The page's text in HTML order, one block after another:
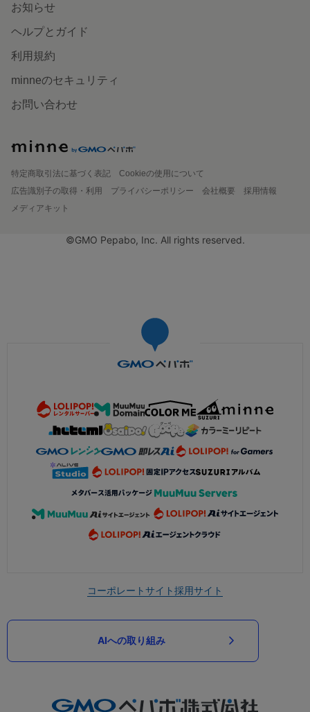
お知らせ
ヘルプとガイド
利用規約
minneのセキュリティ
お問い合わせ
特定商取引法に基づく表記
Cookieの使用について
広告識別子の取得・利用
プライバシーポリシー 会社概要
採用情報
メディアキット
©GMO Pepabo, Inc. All rights reserved.
コーポレートサイト採用サイト
AIへの取り組み